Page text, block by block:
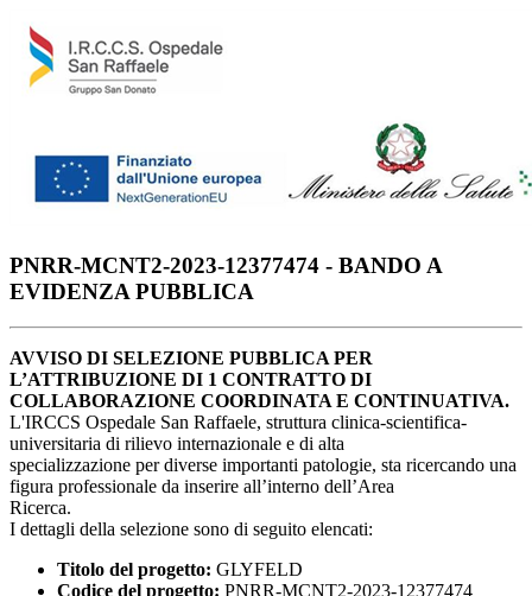
PNRR-MCNT2-2023-12377474 - BANDO A
EVIDENZA PUBBLICA
AVVISO DI SELEZIONE PUBBLICA PER
L’ATTRIBUZIONE DI 1 CONTRATTO DI
COLLABORAZIONE COORDINATA E CONTINUATIVA.
L'IRCCS Ospedale San Raffaele, struttura clinica-scientifica-
universitaria di rilievo internazionale e di alta
specializzazione per diverse importanti patologie, sta ricercando una
figura professionale da inserire all’interno dell’Area
Ricerca.
I dettagli della selezione sono di seguito elencati:
Titolo del progetto: GLYFELD
Codice del progetto: PNRR-MCNT2-2023-12377474